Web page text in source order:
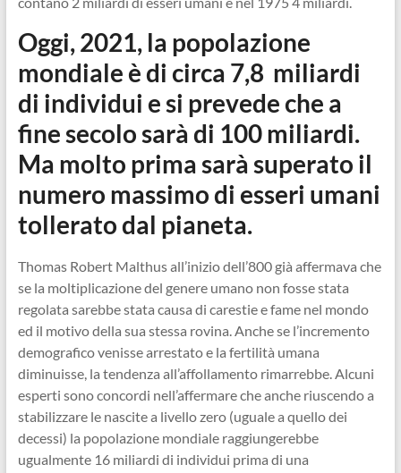
Oggi, 2021, la popolazione
mondiale è di circa 7,8 miliardi
di individui e si prevede che a
fine secolo sarà di 100 miliardi.
Ma molto prima sarà superato il
numero massimo di esseri umani
tollerato dal pianeta.
Thomas Robert Malthus all’inizio dell’800 già affermava che
se la moltiplicazione del genere umano non fosse stata
regolata sarebbe stata causa di carestie e fame nel mondo
ed il motivo della sua stessa rovina. Anche se l’incremento
demografico venisse arrestato e la fertilità umana
diminuisse, la tendenza all’affollamento rimarrebbe. Alcuni
esperti sono concordi nell’affermare che anche riuscendo a
stabilizzare le nascite a livello zero (uguale a quello dei
decessi) la popolazione mondiale raggiungerebbe
ugualmente 16 miliardi di individui prima di una